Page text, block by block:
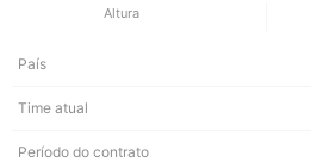
Altura
País
Time atual
Período do contrato